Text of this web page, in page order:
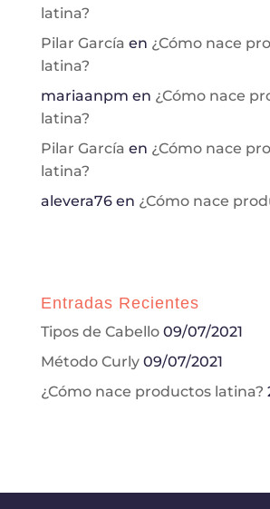
de
latina?
Pilar García en ¿Cómo nace
latina?
mariaanpm en ¿Cómo nace
latina?
Pilar García en ¿Cómo nace
latina?
alevera76en ¿Cómo nace
Entradas Recientes
Tipos de Cabello 09/07/2021
Método Curly 09/07/2021
¿Cómo nace productos latina?